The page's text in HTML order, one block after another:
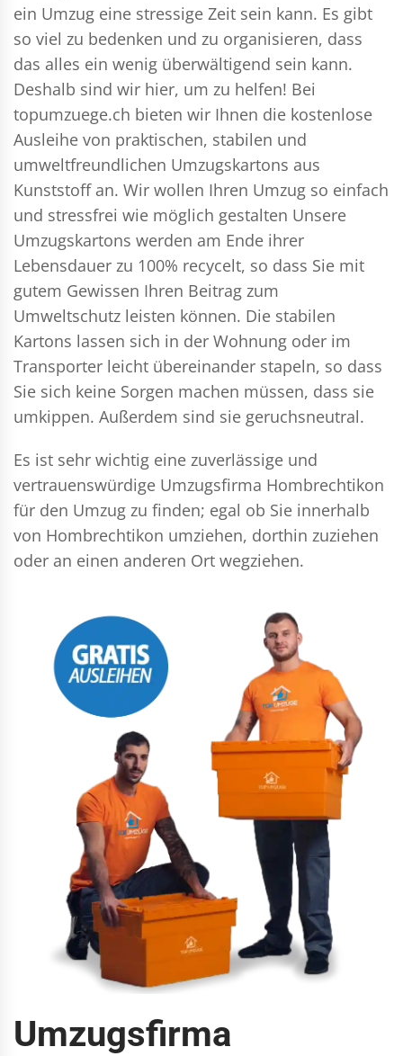
ein Umzug eine stressige Zeit sein kann. Es gibt
so viel zu bedenken und zu organisieren, dass
das alles ein wenig überwältigend sein kann.
Deshalb sind wir hier, um zu helfen! Bei
topumzuege.ch bieten wir Ihnen die kostenlose
Ausleihe von praktischen, stabilen und
umweltfreundlichen Umzugskartons aus
Kunststoff an. Wir wollen Ihren Umzug so einfach
und stressfrei wie möglich gestalten Unsere
Umzugskartons werden am Ende ihrer
Lebensdauer zu 100% recycelt, so dass Sie mit
gutem Gewissen Ihren Beitrag zum
Umweltschutz leisten können. Die stabilen
Kartons lassen sich in der Wohnung oder im
Transporter leicht übereinander stapeln, so dass
Sie sich keine Sorgen machen müssen, dass sie
umkippen. Außerdem sind sie geruchsneutral.
Es ist sehr wichtig eine zuverlässige und
vertrauenswürdige Umzugsfirma Hombrechtikon
für den Umzug zu finden; egal ob Sie innerhalb
von Hombrechtikon umziehen, dorthin zuziehen
oder an einen anderen Ort wegziehen.
Umzugsfirma